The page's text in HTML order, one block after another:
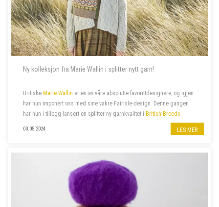
Ny kolleksjon fra Marie Wallin i splitter nytt garn!
Britiske Marie Wallin er en av våre absolutte favorittdesignere, og igjen
har hun imponert oss med sine vakre Fairisle-design. Denne gangen
har hun i tillegg lansert en splitter ny garnkvalitet i British Breeds-
, er
03.05.2024 LES MER